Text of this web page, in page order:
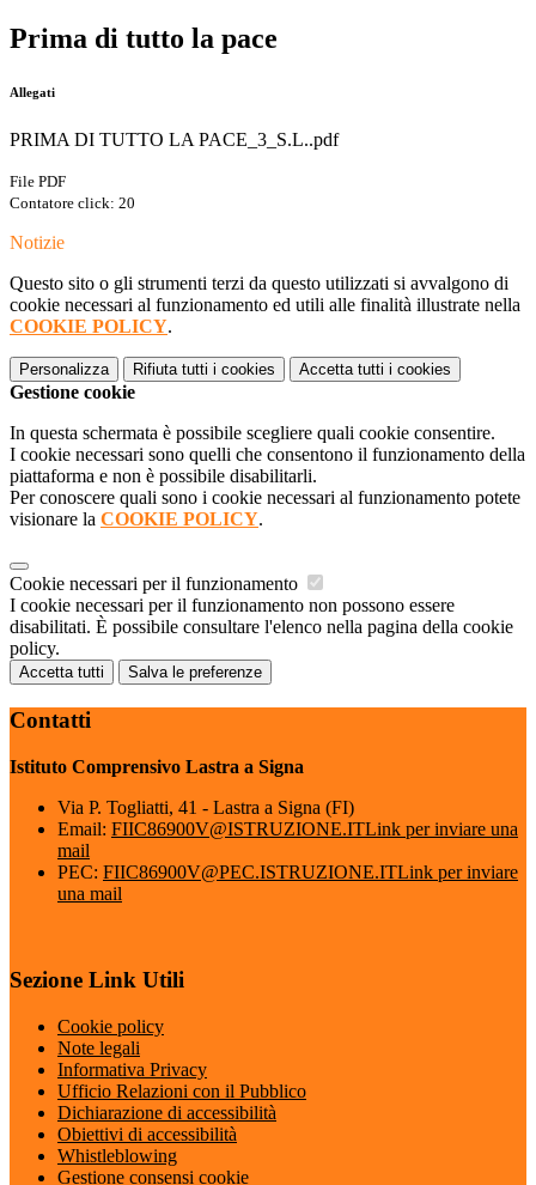
Prima di tutto la pace
Allegati
PRIMA DI TUTTO LA PACE_3_S.L..pdf
File PDF
Contatore click: 20
Notizie
Questo sito o gli strumenti terzi da questo utilizzati si avvalgono di
cookie necessari al funzionamento ed utili alle finalità illustrate nella
COOKIE POLICY.
Personalizza Rifiuta tutti i cookies Accetta tutti i cookies
Gestione cookie
In questa schermata è possibile scegliere quali cookie consentire.
I cookie necessari sono quelli che consentono il funzionamento della
piattaforma e non è possibile disabilitarli.
Per conoscere quali sono i cookie necessari al funzionamento potete
visionare la COOKIE POLICY.
Cookie necessari per il funzionamento
I cookie necessari per il funzionamento non possono essere
disabilitati. È possibile consultare l'elenco nella pagina della cookie
policy.
Accetta tutti Salva le preferenze
Contatti
Istituto Comprensivo Lastra a Signa
Via P. Togliatti, 41 - Lastra a Signa (FI)
Email: FIIC86900V@ISTRUZIONE.ITLink per inviare una
mail
PEC: FIIC86900V@PEC.ISTRUZIONE.ITLink per inviare
una mail
Sezione Link Utili
Cookie policy
Note legali
Informativa Privacy
Ufficio Relazioni con il Pubblico
Dichiarazione di accessibilità
Obiettivi di accessibilità
Whistleblowing
Gestione consensi cookie